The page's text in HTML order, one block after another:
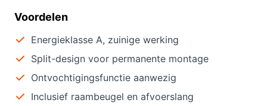
Voordelen
Energieklasse A, zuinige werking
Split-design voor permanente montage
Ontvochtigingsfunctie aanwezig
Inclusief raambeugel en afvoerslang